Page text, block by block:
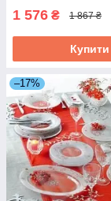
1 576 ₴ 1 867 ₴
Купити
–17%